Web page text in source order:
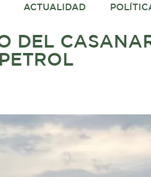
ACTUALIDAD
DEL